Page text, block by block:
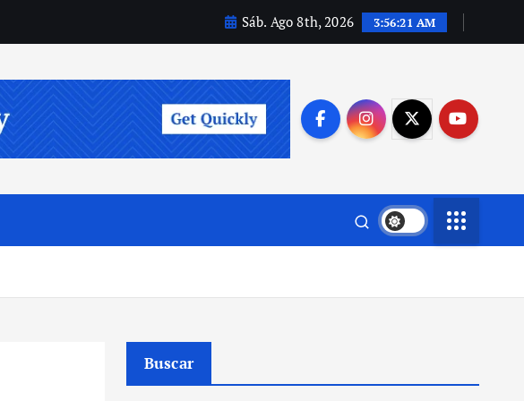
Sáb. Ago 8th, 2026 3:56:22 AM
Buscar